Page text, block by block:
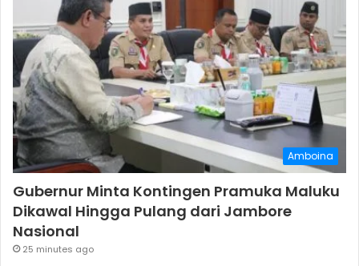
Amboina
Gubernur Minta Kontingen Pramuka Maluku
Dikawal Hingga Pulang dari Jambore
Nasional
25 minutes ago